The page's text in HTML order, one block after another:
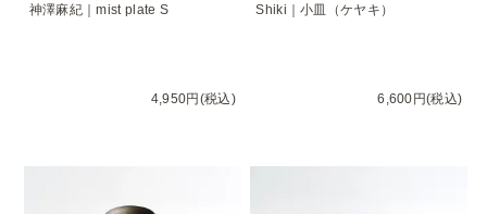
神澤麻紀｜mist plate S
4,950円(税込)
Shiki｜小皿（ケヤキ）
6,600円(税込)